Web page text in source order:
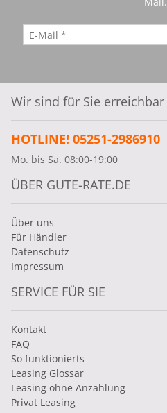
Wir sind für Sie erreichbar
HOTLINE! 05251-2986910
Mo. bis Sa. 08:00-19:00
ÜBER GUTE-RATE.DE
Über uns
Für Händler
Datenschutz
Impressum
SERVICE FÜR SIE
Kontakt
FAQ
So funktionierts
Leasing Glossar
Leasing ohne Anzahlung
Privat Leasing